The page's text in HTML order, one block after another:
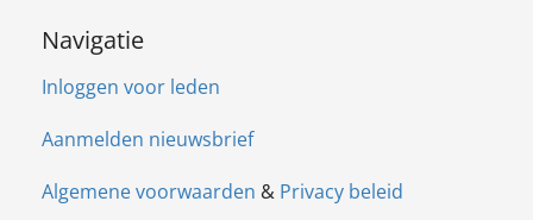
Navigatie
Inloggen voor leden
Aanmelden nieuwsbrief
Algemene voorwaarden & Privacy beleid